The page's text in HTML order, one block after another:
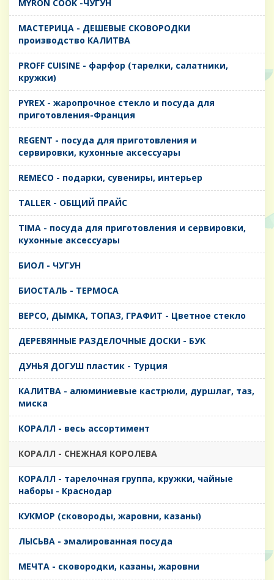
MYRON COOK -ЧУГУН
MАСТЕРИЦА - ДЕШЕВЫЕ СКОВОРОДКИ
производство КАЛИТВА
PROFF CUISINE - фарфор (тарелки, салатники,
кружки)
PYREX - жаропрочное стекло и посуда для
приготовления-Франция
REGENT - посуда для приготовления и
сервировки, кухонные аксессуары
REMECO - подарки, сувениры, интерьер
TALLER - ОБЩИЙ ПРАЙС
TIMA - посуда для приготовления и сервировки,
кухонные аксессуары
БИОЛ - ЧУГУН
БИОСТАЛЬ - ТЕРМОСА
ВЕРСО, ДЫМКА, ТОПАЗ, ГРАФИТ - Цветное стекло
ДЕРЕВЯННЫЕ РАЗДЕЛОЧНЫЕ ДОСКИ - БУК
ДУНЬЯ ДОГУШ пластик - Турция
КАЛИТВА - алюминиевые кастрюли, дуршлаг, таз,
миска
КОРАЛЛ - весь ассортимент
КОРАЛЛ - СНЕЖНАЯ КОРОЛЕВА
КОРАЛЛ - тарелочная группа, кружки, чайные
наборы - Краснодар
КУКМОР (сковороды, жаровни, казаны)
ЛЫСЬВА - эмалированная посуда
МЕЧТА - сковородки, казаны, жаровни